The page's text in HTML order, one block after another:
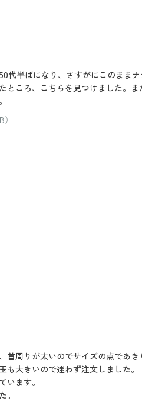
代半ばになり、さすがにこのまま
ころ、こちらを見つけました。
周りが太いのでサイズの点であき
大きいので迷わず注文しました。
ます。
。